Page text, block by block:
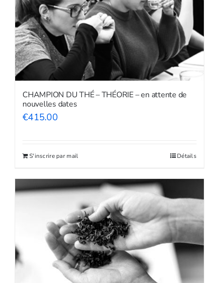
CHAMPION DU THÉ – THÉORIE – en attente de
nouvelles dates
€415.00
S'inscrire par mail Détails